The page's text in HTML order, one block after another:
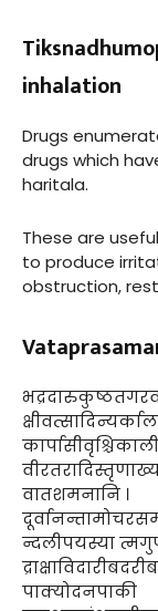
inhalation
Drugs
drugs which
haritala.
These are
to produce
obstruction,
वातशमनानि ।
न्दलीपयस्या
पाक्योदनपाकी